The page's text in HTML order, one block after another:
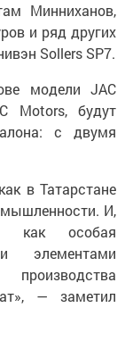
Минниханов,
и ряд других
Sollers SP7.
модели JAC
Motors, будут
с двумя
в Татарстане
И,
как особая
элементами
производства
— заметил